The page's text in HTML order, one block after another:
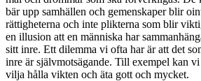
bär upp samhällen och gemenskaper blir
rättigheterna och inte plikterna som blir
en illusion att en människa har
sitt inre. Ett dilemma vi ofta har är att det
inre är självmotsägande. Till exempel kan vi
vilja hålla vikten och äta gott och mycket.